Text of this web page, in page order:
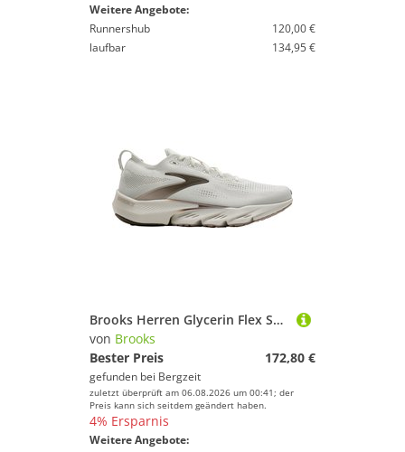
Weitere Angebote:
Runnershub
120,00 €
laufbar
134,95 €
Brooks Herren Glycerin Flex Schuhe
von Brooks
Bester Preis
172,80 €
gefunden bei Bergzeit
zuletzt überprüft am 06.08.2026 um 00:41; der
Preis kann sich seitdem geändert haben.
4% Ersparnis
Weitere Angebote: